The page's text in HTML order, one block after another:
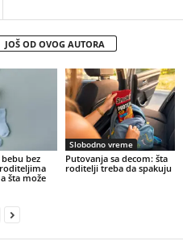
JOŠ OD OVOG AUTORA
bez
šta može
Slobodno vreme
Putovanja sa decom: šta
roditelji treba da spakuju